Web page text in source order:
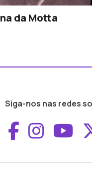
da Motta
Siga-nos nas redes
Aceder